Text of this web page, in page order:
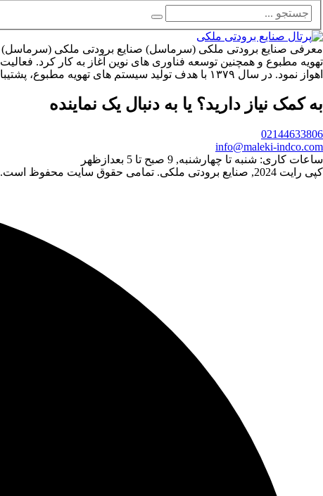
تهویه مطبوع و همچنین توسعه فناوری های نوین آغاز به کار کرد.
اهواز نمود. در سال ۱۳۷۹ با هدف تولید سیستم های تهویه مطبوع، پشتیبانی و خدمات پس از فروش، کمک به امور تدارکاتی دفتر مرکزی تهران در ابتدای جاده مخصوص کرج تأسیس گردید.
به کمک نیاز دارید؟ یا به دنبال یک نماینده
02144633806
info@maleki-indco.com
ساعات کاری: شنبه تا چهارشنبه, 9 صبح تا 5 بعدازظهر
کپی رایت 2024, صنایع برودتی ملکی. تمامی حقوق سایت محفوظ است.